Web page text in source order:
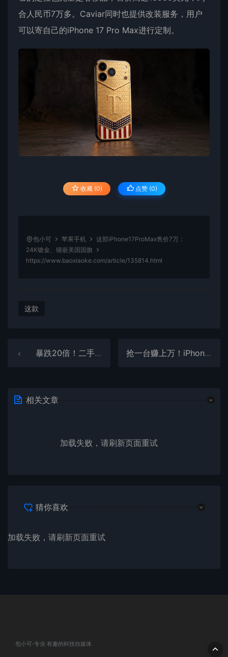
合人民币7万多。Caviar同时也提供改装服务，用户
可以寄自己的iPhone 17 Pro Max进行定制。
收藏 (0) 点赞 (0)
包小可 苹果手机
这部iPhone17ProMax售价7万：
24K镀金、镶嵌美国国旗
https://www.baoxiaoke.com/article/135814.html
这款
暴跌20倍！二手报废机回收价大跳水：iPhone4现仅值20元 抢一台赚上万！iPhone Ultra 初代折叠屏供货崩盘，黄牛加价 100%，自用党千万别冲首发
相关文章
加载失败，请刷新页面重试
猜你喜欢
加载失败，请刷新页面重试
包小可-专业.有趣的科技自媒体